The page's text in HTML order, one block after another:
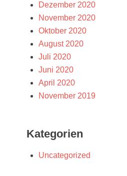
Dezember 2020
November 2020
Oktober 2020
August 2020
Juli 2020
Juni 2020
April 2020
November 2019
Kategorien
Uncategorized